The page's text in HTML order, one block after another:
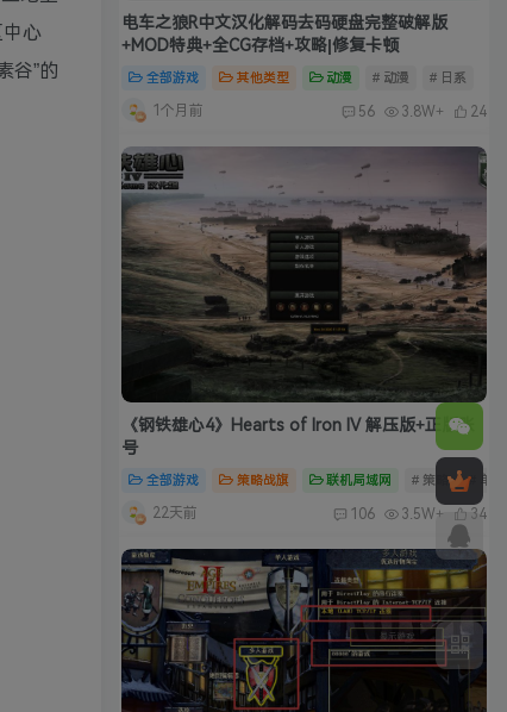
心
谷”的
电车之狼R中文汉化解码去码硬盘完整破解版
+MOD特典+全CG存档+攻略|修复卡顿
全部游戏 其他类型 动漫 # 动漫 # 日系
1个月前 56 3.8W+ 24
《钢铁雄心4》Hearts of Iron IV 解压版+正版账
号
全部游戏 策略战旗 联机局域网 # 策略 # 单
22天前 106 3.5W+ 34